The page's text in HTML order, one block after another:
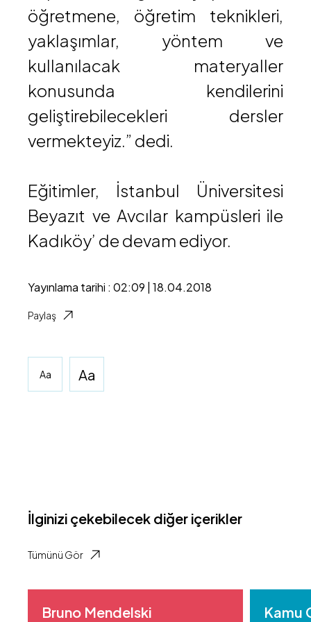
öğretmene, öğretim teknikleri,
yaklaşımlar, yöntem ve
kullanılacak materyaller
konusunda kendilerini
geliştirebilecekleri dersler
vermekteyiz.” dedi.
Eğitimler, İstanbul Üniversitesi
Beyazıt ve Avcılar kampüsleri ile
Kadıköy’ de devam ediyor.
Yayınlama tarihi : 02:09 | 18.04.2018
Paylaş
Aa Aa
İlginizi çekebilecek diğer içerikler
Tümünü Gör
Bruno Mendelski
Kamu